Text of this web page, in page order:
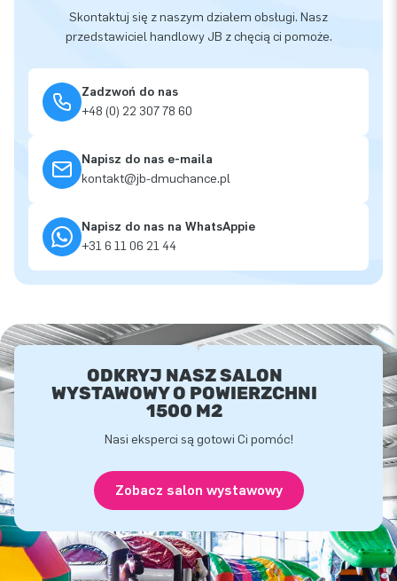
Skontaktuj się z naszym działem obsługi. Nasz
przedstawiciel handlowy JB z chęcią ci pomoże.
Zadzwoń do nas
+48 (0) 22 307 78 60
Napisz do nas e-maila
kontakt@jb-dmuchance.pl
Napisz do nas na WhatsAppie
+31 6 11 06 21 44
ODKRYJ NASZ SALON
WYSTAWOWY O POWIERZCHNI
1500 M2
Nasi eksperci są gotowi Ci pomóc!
Zobacz salon wystawowy